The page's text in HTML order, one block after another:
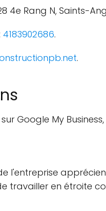
4e Rang N, Saints-
4183902686.
.
Google My
l'entreprise
travailler en étroite